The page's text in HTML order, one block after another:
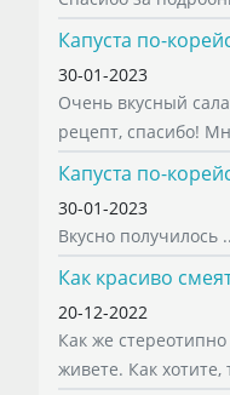
Капуста по-
30-01-2023
Очень вкусный
рецепт, спасибо!
Капуста по-
30-01-2023
Вкусно получилось
Как красиво
20-12-2022
Как же
живете. Как хотите,